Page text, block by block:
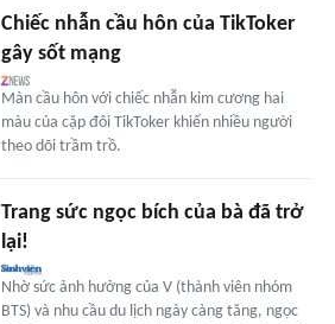
Chiếc nhẫn cầu hôn của TikToker
gây sốt mạng
Màn cầu hôn với chiếc nhẫn kim cương hai
màu của cặp đôi TikToker khiến nhiều người
theo dõi trầm trồ.
Trang sức ngọc bích của bà đã trở
lại!
Nhờ sức ảnh hưởng của V (thành viên nhóm
BTS) và nhu cầu du lịch ngày càng tăng, ngọc